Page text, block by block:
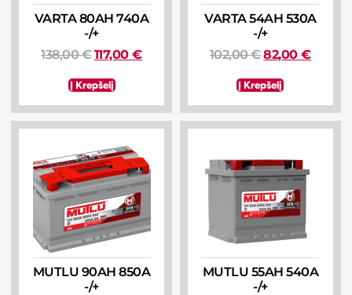
VARTA 80AH 740A
-/+
138,00€117,00€
Į Krepšelį
VARTA 54AH 530A
-/+
102,00€82,00€
Į Krepšelį
MUTLU 90AH 850A
-/+
MUTLU 55AH 540A
-/+